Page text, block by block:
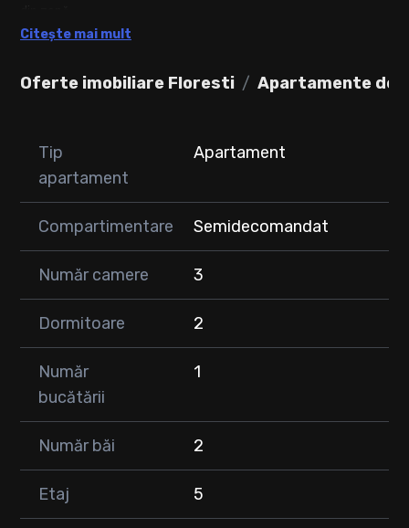
Oferte imobiliare Floresti Apartamente de
✨ Detalii principale:
• Terasă: 7.08 mp cu view superb
2 dormitoare,
• Etaj: 5 din 11 (imobil modern cu lift)
• Predare: finisat LUX (glet + zugrăveală incluse)
✔️ Zonă premium, aproape de restaurante, servicii și centre
comerciale
✔️ Ansamblu modern cu spații verzi generoase
✔️ Loc de parcare subteran inclus
💰 Preț: 187.000 € + TVA
Citește mai mult
Tip
apartament
Apartament
Compartimentare Semidecomandat
Număr camere 3
Dormitoare 2
Număr
bucătării
1
Număr băi 2
Etaj 5